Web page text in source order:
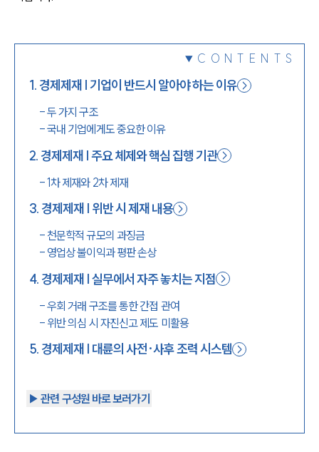
1800-7905
CONTENTS
1. 경제제재 | 기업이 반드시 알아야 하는 이유
-두 가지 구조
-국내 기업에게도 중요한 이유
2. 경제제재 | 주요 체제와 핵심 집행 기관
-1차 제재와 2차 제재
3. 경제제재 | 위반 시 제재 내용
- 천문학적 규모의 과징금
-영업상 불이익과 평판 손상
4. 경제제재 | 실무에서 자주 놓치는 지점
-우회 거래 구조를 통한 간접 관여
- 위반 의심 시 자진신고 제도 미활용
5. 경제제재 | 대륜의 사전·사후 조력 시스템
▶︎ 관련 구성원 바로 보러가기